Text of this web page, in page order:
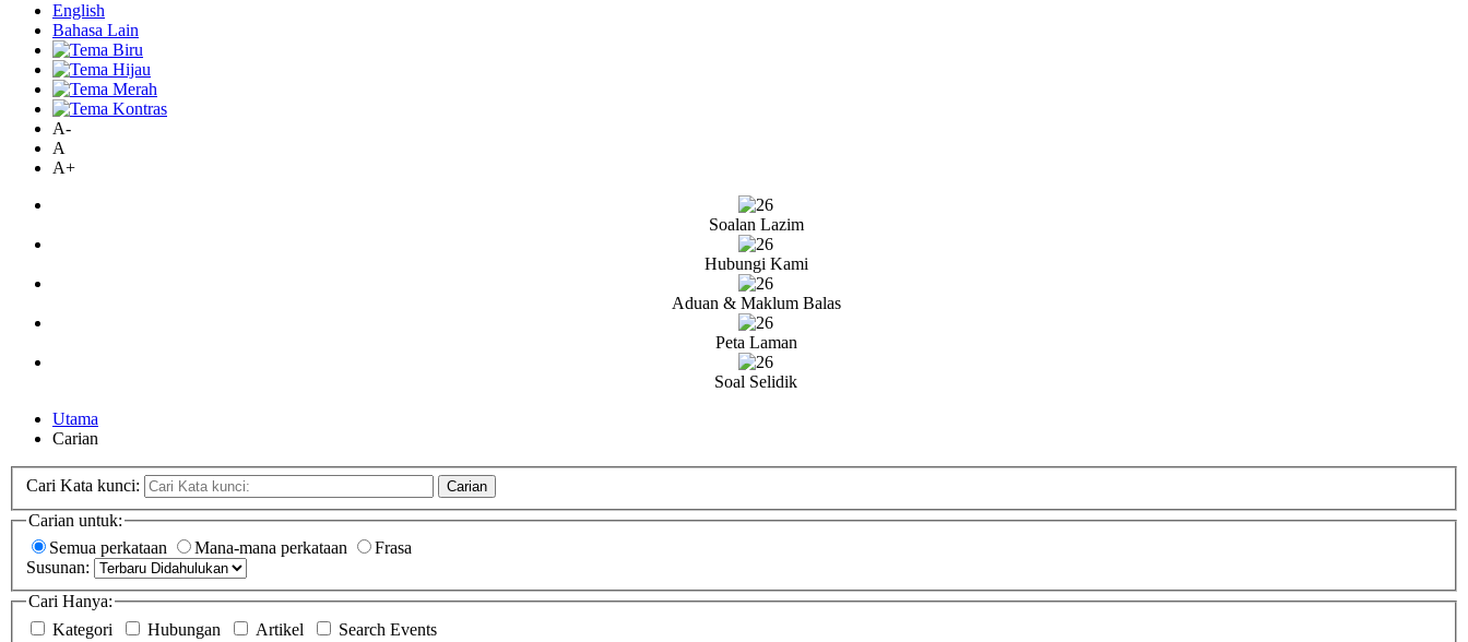
English
Bahasa Lain
A-
A
A+
Soalan Lazim
Hubungi Kami
Aduan & Maklum Balas
Peta Laman
Soal Selidik
Utama
Carian
Cari Kata kunci: Carian
Carian untuk:
Semua perkataan
Mana-mana perkataan
Frasa
Susunan:
Cari Hanya:
Kategori
Hubungan Artikel Search Events